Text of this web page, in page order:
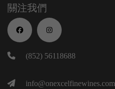
關注我們
(852) 56118688
info@onexcelfinewines.com